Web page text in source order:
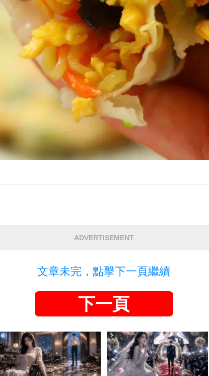
ADVERTISEMENT
文章未完，點擊下一頁繼續
下一頁